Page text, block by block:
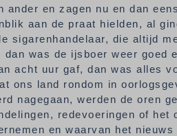
ander en zagen nu en dan
aan de praat hielden, al
sigarenhandelaar, die altijd
dan was de ijsboer weer
acht uur gaf, dan was alles
ons land rondom in
nagegaan, werden de oren
redevoeringen of
en waarvan het